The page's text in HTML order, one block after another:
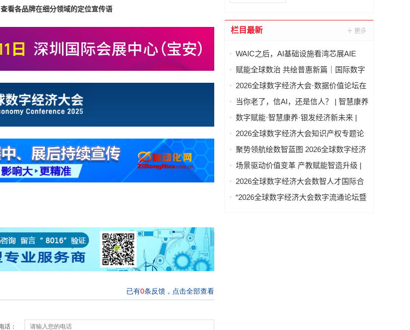
查看各品牌在细分领域的定位宣传语
栏目最新
WAIC之后，AI基础设施看湾芯展AIE
赋能全球数治 共绘普惠新篇｜国际数字
经济治理与领军人才能力建设项目（第
2026全球数字经济大会·数据价值论坛在
北京隆重举行
当你老了，信AI，还是信人？ | 智慧康养
论坛上，这个问题激辩了数个小时
数字赋能·智慧康养·银发经济新未来 |
2026全球数字经济大会—智慧康养产业
2026全球数字经济大会知识产权专题论
坛 “知识产权赋能新质生产力发展” 成功
聚势领航绘数智蓝图 2026全球数字经济
大会物联网与智慧城市专题论坛成功举
场景驱动价值变革 产教赋能智造升级 |
2026全球数字经济大会AI+制造场景落地
2026全球数字经济大会数智人才国际合
作论坛在京举办
“2026全球数字经济大会数字流通论坛暨